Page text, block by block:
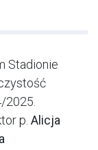
Stadionie
2025.
p. Alicja